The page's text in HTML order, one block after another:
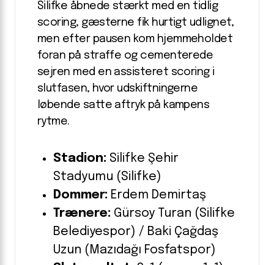
Silifke åbnede stærkt med en tidlig
scoring, gæsterne fik hurtigt udlignet,
men efter pausen kom hjemmeholdet
foran på straffe og cementerede
sejren med en assisteret scoring i
slutfasen, hvor udskiftningerne
løbende satte aftryk på kampens
rytme.
Stadion: Silifke Şehir
Stadyumu (Silifke)
Dommer: Erdem Demirtaş
Trænere: Gürsoy Turan (Silifke
Belediyespor) / Baki Çağdaş
Uzun (Mazıdağı Fosfatspor)